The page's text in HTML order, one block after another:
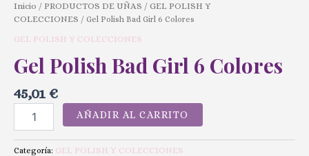
Inicio / PRODUCTOS DE UÑAS / GEL POLISH Y
COLECCIONES / Gel Polish Bad Girl 6 Colores
GEL POLISH Y COLECCIONES
Gel Polish Bad Girl 6 Colores
45,01€
AÑADIR AL CARRITO
Categoría: GEL POLISH Y COLECCIONES